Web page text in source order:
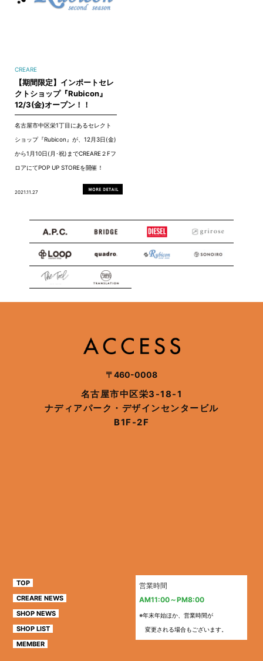
CREARE
【期間限定】インポートセレ
クトショップ『Rubicon』
12/3(金)オープン！！
名古屋市中区栄1丁目にあるセレクト
ショップ『Rubicon』が、12月3日(金)
から1月10日(月･祝)までCREARE２Fフ
ロアにてPOP UP STOREを開催！
2021.11.27
〒460-0008
名古屋市中区栄3-18-1
ナディアパーク・デザインセンタービル
B1F-2F
TOP
CREARE NEWS
SHOP NEWS
SHOP LIST
MEMBER
営業時間
AM11:00～PM8:00
※年末年始ほか、営業時間が
変更される場合もございます。